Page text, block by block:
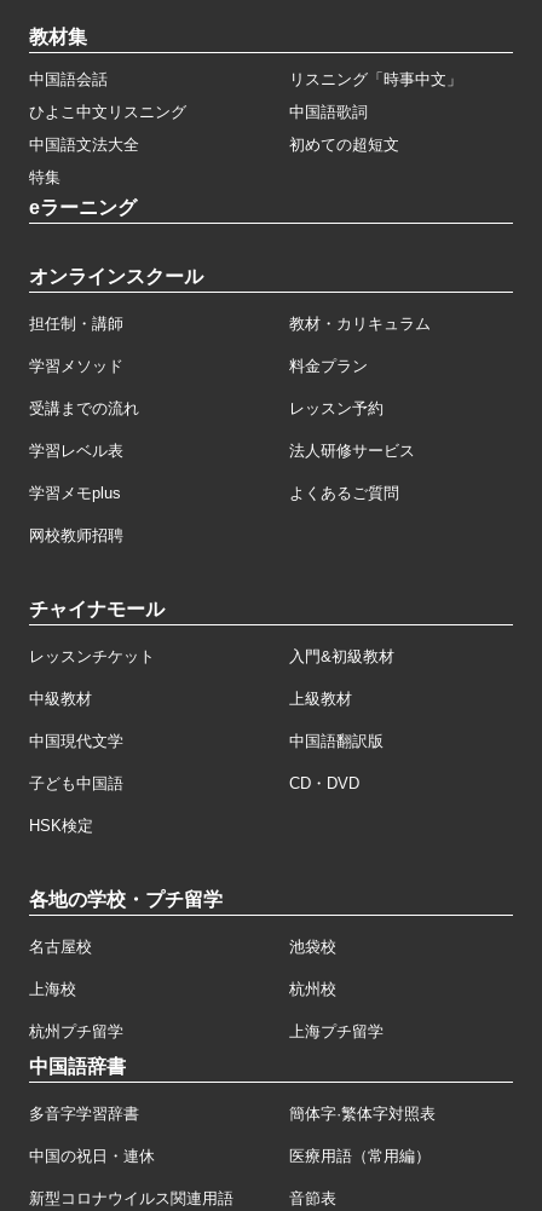
教材集
中国語会話
リスニング「時事中文」
ひよこ中文リスニング
中国語歌詞
中国語文法大全
初めての超短文
特集
eラーニング
オンラインスクール
担任制・講師 教材・カリキュラム
学習メソッド 料金プラン
受講までの流れ レッスン予約
学習レベル表 法人研修サービス
学習メモplus よくあるご質問
网校教师招聘
チャイナモール
レッスンチケット 入門&初級教材
中級教材 上級教材
中国現代文学 中国語翻訳版
子ども中国語 CD・DVD
HSK検定
各地の学校・プチ留学
名古屋校 池袋校
上海校 杭州校
杭州プチ留学 上海プチ留学
中国語辞書
多音字学習辞書 簡体字·繁体字対照表
中国の祝日・連休 医療用語（常用編）
新型コロナウイルス関連用語 音節表